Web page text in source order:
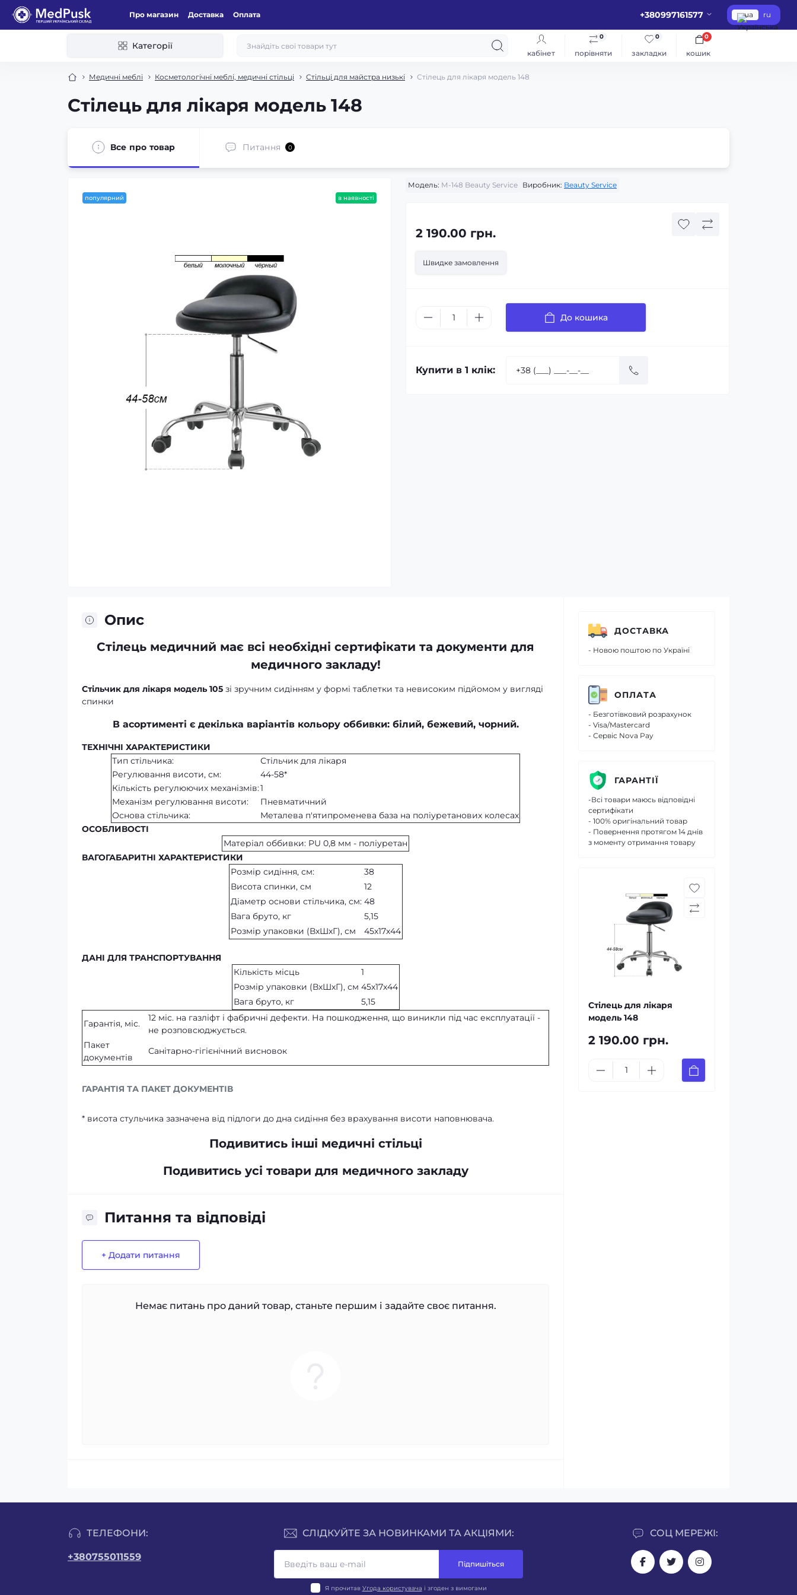
Про магазин Доставка Оплата +380997161577 ua ru
Категорії
кабінет порівняти
0
закладки
0
кошик
0
Медичні меблі Косметологічні меблі, медичні стільці Стільці для майстра низькі Стілець для лікаря модель 148
Стілець для лікаря модель 148
Все про товар Питання 0
популярний в наявності
Модель: М-148 Beauty Service Виробник: Beauty Service
2 190.00 грн.
Швидке замовлення
До кошика
Купити в 1 клік:
Опис
Стілець медичний має всі необхідні сертифікати та документи для
медичного закладу!
Стільчик для лікаря модель 105 зі зручним сидінням у формі таблетки та невисоким підйомом у вигляді
спинки
В асортименті є декілька варіантів кольору оббивки: білий, бежевий, чорний.
ТЕХНІЧНІ ХАРАКТЕРИСТИКИ
Тип стільчика:
Стільчик для лікаря
Регулювання висоти, см:
44-58*
Кількість регулюючих механізмів:1
Механізм регулювання висоти:
Пневматичний
Основа стільчика:
Металева п'ятипроменева база на поліуретанових колесах
ОСОБЛИВОСТІ
Матеріал оббивки: PU 0,8 мм - поліуретан
ВАГОГАБАРИТНІ ХАРАКТЕРИСТИКИ
Розмір сидіння, см:
38
Висота спинки, см
12
Діаметр основи стільчика, см: 48
Вага бруто, кг
5,15
Розмір упаковки (ВхШхГ), см
45х17х44
ДАНІ ДЛЯ ТРАНСПОРТУВАННЯ
Кількість місць
1
Розмір упаковки (ВхШхГ), см 45х17х44
Вага бруто, кг
5,15
ГАРАНТІЯ ТА ПАКЕТ ДОКУМЕНТІВ
Гарантія, міс.
12 міс. на газліфт і фабричні дефекти. На пошкодження, що виникли під час експлуатації -
не розповсюджується.
Пакет
документів
Санітарно-гігієнічний висновок
* висота стульчика зазначена від підлоги до дна сидіння без врахування висоти наповнювача.
Подивитись інші медичні стільці
Подивитись усі товари для медичного закладу
Питання та відповіді
+ Додати питання
Немає питань про даний товар, станьте першим і задайте своє питання.
ДОСТАВКА
- Новою поштою по Україні
ОПЛАТА
- Безготівковий розрахунок
- Visa/Mastercard
- Сервіс Nova Pay
ГАРАНТІЇ
-Всі товари маюсь відповідні
сертифікати
- 100% оригінальний товар
- Повернення протягом 14 днів
з моменту отримання товару
Стілець для лікаря
модель 148
2 190.00 грн.
ТЕЛЕФОНИ:
+380755011559
СОЦ МЕРЕЖІ:
СЛІДКУЙТЕ ЗА НОВИНКАМИ ТА АКЦІЯМИ:
Підпишіться
Я прочитав Угода користувача і згоден з вимогами